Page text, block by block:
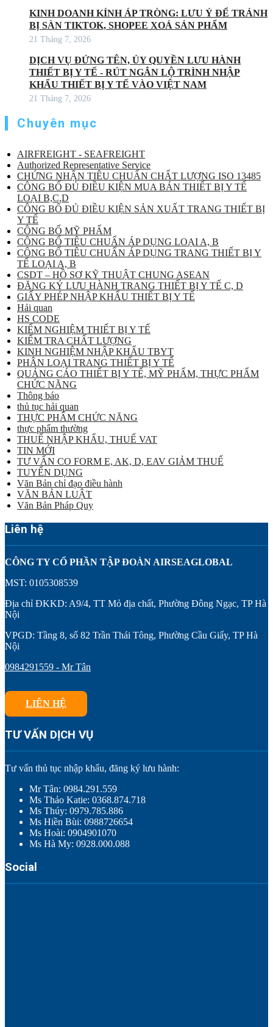
KINH DOANH KÍNH ÁP TRÒNG: LƯU Ý ĐỂ TRÁNH
BỊ SÀN TIKTOK, SHOPEE XOÁ SẢN PHẨM
21 Tháng 7, 2026
DỊCH VỤ ĐỨNG TÊN, ỦY QUYỀN LƯU HÀNH
THIẾT BỊ Y TẾ - RÚT NGẮN LỘ TRÌNH NHẬP
KHẨU THIẾT BỊ Y TẾ VÀO VIỆT NAM
21 Tháng 7, 2026
Chuyên mục
AIRFREIGHT - SEAFREIGHT
Authorized Representative Service
CHỨNG NHẬN TIÊU CHUẨN CHẤT LƯỢNG ISO 13485
CÔNG BỐ ĐỦ ĐIỀU KIỆN MUA BÁN THIẾT BỊ Y TẾ
LOẠI B,C,D
CÔNG BỐ ĐỦ ĐIỀU KIỆN SẢN XUẤT TRANG THIẾT BỊ
Y TẾ
CÔNG BỐ MỸ PHẨM
CÔNG BỐ TIÊU CHUẨN ÁP DỤNG LOẠI A, B
CÔNG BỐ TIÊU CHUẨN ÁP DỤNG TRANG THIẾT BỊ Y
TẾ LOẠI A, B
CSDT – HỒ SƠ KỸ THUẬT CHUNG ASEAN
ĐĂNG KÝ LƯU HÀNH TRANG THIẾT BỊ Y TẾ C, D
GIẤY PHÉP NHẬP KHẨU THIẾT BỊ Y TẾ
Hải quan
HS CODE
KIỂM NGHIỆM THIẾT BỊ Y TẾ
KIỂM TRA CHẤT LƯỢNG
KINH NGHIỆM NHẬP KHẨU TBYT
PHÂN LOẠI TRANG THIẾT BỊ Y TẾ
QUẢNG CÁO THIẾT BỊ Y TẾ, MỸ PHẨM, THỰC PHẨM
CHỨC NĂNG
Thông báo
thủ tục hải quan
THỰC PHẨM CHỨC NĂNG
thực phẩm thường
THUẾ NHẬP KHẨU, THUẾ VAT
TIN MỚI
TƯ VẤN CO FORM E, AK, D, EAV GIẢM THUẾ
TUYỂN DỤNG
Văn Bản chỉ đạo điều hành
VĂN BẢN LUẬT
Văn Bản Pháp Quy
Liên hệ
CÔNG TY CỔ PHẦN TẬP ĐOÀN AIRSEAGLOBAL
MST: 0105308539
Địa chỉ ĐKKD: A9/4, TT Mỏ địa chất, Phường Đông Ngạc, TP Hà
Nội
VPGD: Tầng 8, số 82 Trần Thái Tông, Phường Cầu Giấy, TP Hà
Nội
0984291559 - Mr Tân
LIÊN HỆ
TƯ VẤN DỊCH VỤ
Tư vấn thủ tục nhập khẩu, đăng ký lưu hành:
Mr Tân: 0984.291.559
Ms Thảo Katie: 0368.874.718
Ms Thúy: 0979.785.886
Ms Hiền Bùi: 0988726654
Ms Hoài: 0904901070
Ms Hà My: 0928.000.088
Social